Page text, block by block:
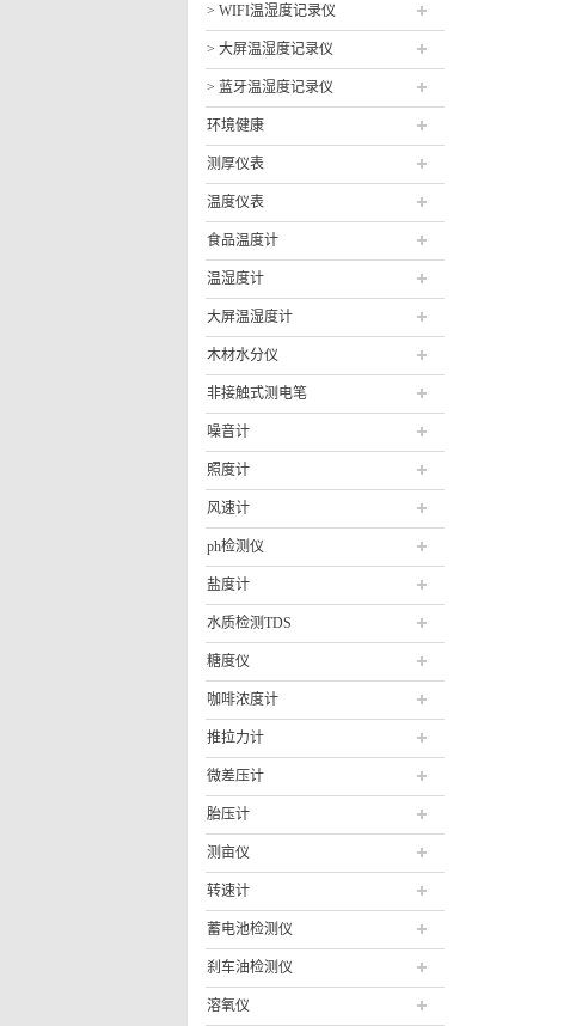
> WIFI温湿度记录仪
> 大屏温湿度记录仪
> 蓝牙温湿度记录仪
环境健康
测厚仪表
温度仪表
食品温度计
温湿度计
大屏温湿度计
木材水分仪
非接触式测电笔
噪音计
照度计
风速计
ph检测仪
盐度计
水质检测TDS
糖度仪
咖啡浓度计
推拉力计
微差压计
胎压计
测亩仪
转速计
蓄电池检测仪
刹车油检测仪
溶氧仪